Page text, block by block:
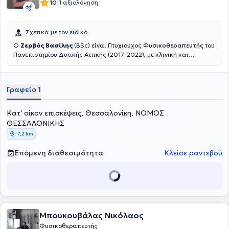
10 1 αξιολόγηση
Σχετικά με τον ειδικό
Ο Ζερβός Βασίλης (BSc) είναι Πτυχιούχος Φυσικοθεραπευτής του
Πανεπιστημίου Δυτικής Αττικής (2017–2022), με κλινική και
μυοσκελετικές παθήσεις έως νευρολογικές βλάβες και αθλητικές
φυσικοθεραπευτήρια, αθλητικές ομάδες και κέντρα
αποκατάστασης, καθώς και σε κατ’ οίκον θεραπείες. Εξειδικεύεται
στην αποκατάσταση μετεγχειρητικών περιστατικών,στη θεραπεία
μυοσκελετικών δυσλειτουργιών, στη νευρολογική αποκατάσταση,
και στην εφαρμογή θεραπευτικής & αθλητικής μάλαξης.Είναι
κάτοχος διπλώματος Manual Therapy (Hellenic OMT eDu,
Γραφείο 1
Κατ' οίκον επισκέψεις, Θεσσαλονίκη, ΝΟΜΟΣ
ΘΕΣΣΑΛΟΝΙΚΗΣ
7,2 km
Επόμενη διαθεσιμότητα Κλείσε ραντεβού
Μπουκουβάλας Νικόλαος
Φυσικοθεραπευτής